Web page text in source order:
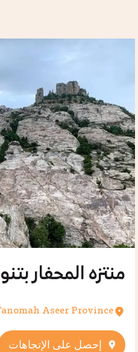
منتزه المحفار
Aseer Province
إحصل على الإتجاهات